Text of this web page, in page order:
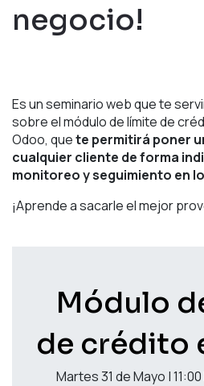
negocio!
Es un seminario web que te
sobre el módulo de límite de
Odoo, quete permitirá poner
cualquier cliente de forma
monitoreo y seguimiento en
¡Aprende a sacarle el mejor
Módulo
de crédito
Martes 31 de Mayo |